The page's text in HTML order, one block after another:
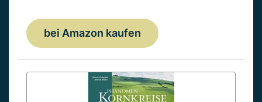
bei Amazon kaufen